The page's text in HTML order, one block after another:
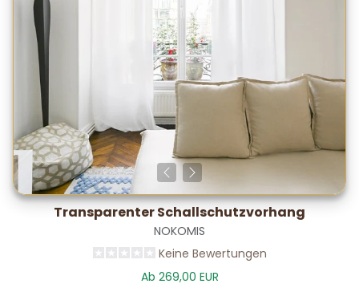
Transparenter Schallschutzvorhang
NOKOMIS
Keine Bewertungen
Ab 269,00 EUR